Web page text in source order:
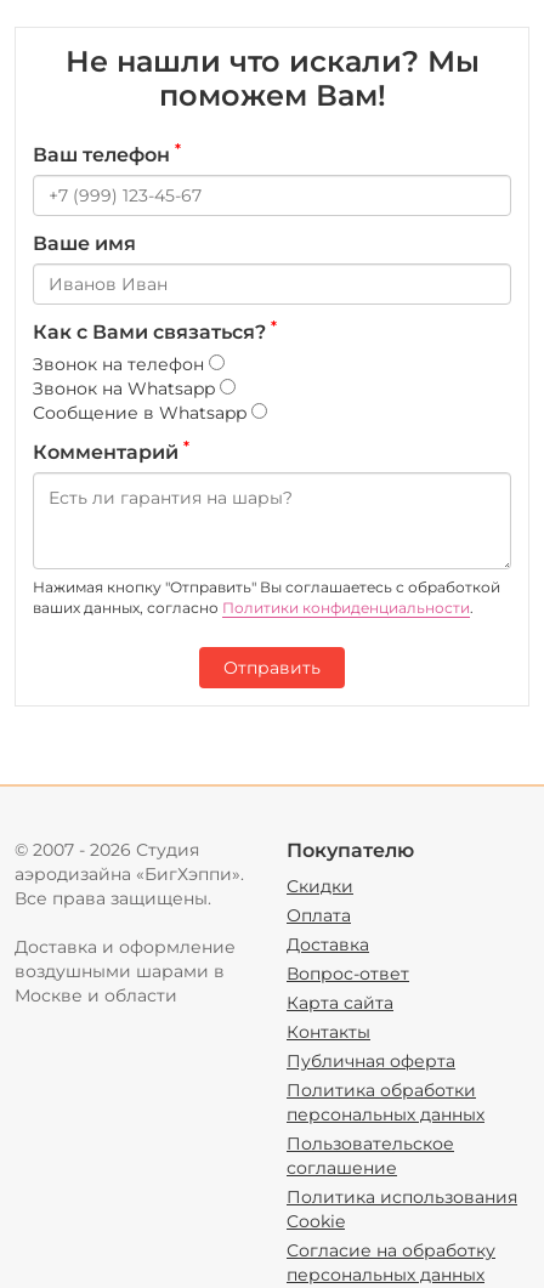
Не нашли что искали? Мы
поможем Вам!
Ваш телефон *
Ваше имя
Как с Вами связаться? *
Звонок на телефон
Звонок на Whatsapp
Сообщение в Whatsapp
Комментарий *
Нажимая кнопку "Отправить" Вы соглашаетесь c обработкой
ваших данных, согласно Политики конфиденциальности.
Отправить
© 2007 - 2026 Студия
аэродизайна «БигХэппи».
Все права защищены.
Доставка и оформление
воздушными шарами в
Москве и области
Покупателю
Скидки
Оплата
Доставка
Вопрос-ответ
Карта сайта
Контакты
Публичная оферта
Политика обработки
персональных данных
Пользовательское
соглашение
Политика использования
Cookie
Согласие на обработку
персональных данных